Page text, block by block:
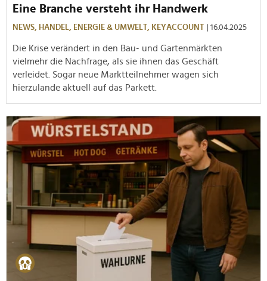
Eine Branche versteht ihr Handwerk
NEWS, HANDEL, ENERGIE & UMWELT, KEYACCOUNT | 16.04.2025
Die Krise verändert in den Bau- und Gartenmärkten
vielmehr die Nachfrage, als sie ihnen das Geschäft
verleidet. Sogar neue Marktteilnehmer wagen sich
hierzulande aktuell auf das Parkett.